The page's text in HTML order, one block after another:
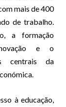
mais de 400
de trabalho.
a formação
e o
centrais da
à educação,